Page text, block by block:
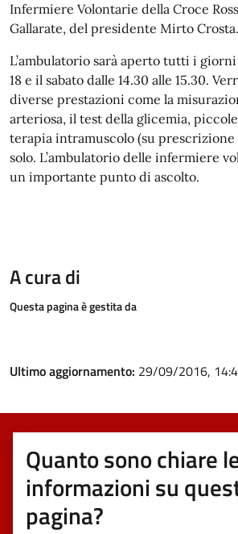
Infermiere Volontarie della Croce
Gallarate, del presidente Mirto Crosta.
L’ambulatorio sarà aperto tutti i giorni
18 e il sabato dalle 14.30 alle 15.30.
diverse prestazioni come la
arteriosa, il test della glicemia,
terapia intramuscolo (su prescrizione
solo. L’ambulatorio delle infermiere
un importante punto di ascolto.
A cura di
Questa pagina è gestita da
Ultimo aggiornamento: 29/09/2016,
Quanto sono chiare
informazioni su
pagina?